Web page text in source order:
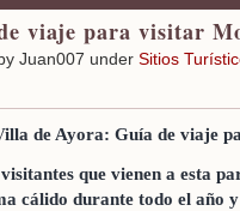
viaje para visitar
Juan007 under Sitios
de Ayora: Guía de viaje
que vienen a esta
cálido durante todo el año